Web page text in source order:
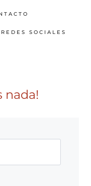
SOCIALES
nada!